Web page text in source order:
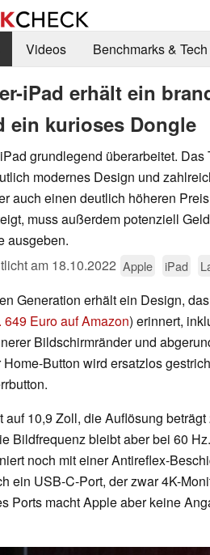
Videos Benchmarks & Tech
iPad erhält ein
ein kurioses Dongle
grundlegend überarbeitet. Das
modernes Design und
auch einen deutlich höheren
muss außerdem potenziell
ausgeben.
am 18.10.2022 Apple iPad
Generation erhält ein Design,
649 Euro auf Amazon) erinnert,
Bildschirmränder und
Button wird ersatzlos
auf 10,9 Zoll, die Auflösung
Bildfrequenz bleibt aber bei 60
noch mit einer Antireflex-
ein USB-C-Port, der zwar 4K-
Ports macht Apple aber keine